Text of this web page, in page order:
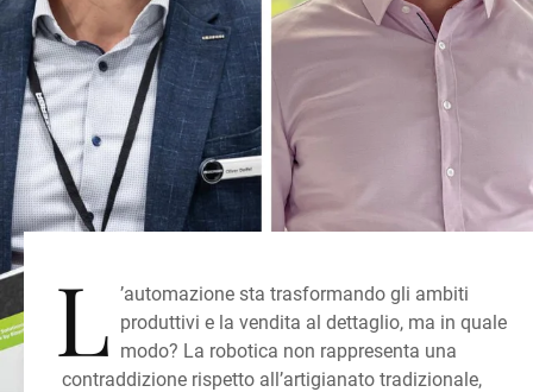
L ’automazione sta trasformando gli ambiti
produttivi e la vendita al dettaglio, ma in quale
modo? La robotica non rappresenta una
contraddizione rispetto all’artigianato tradizionale,